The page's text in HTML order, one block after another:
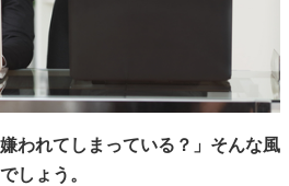
われてしまっている？」そんな風
しょう。